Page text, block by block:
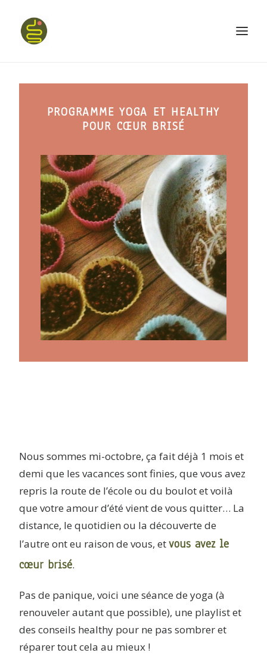
PROGRAMME HAPPY BELLY
CONFÉRENCES
podcast kinoa
ARTICLES
YOGA
faire le quiz
Recherche
Panier
PROGRAMME YOGA ET HEALTHY
POUR CŒUR BRISÉ
Nous sommes mi-octobre, ça fait déjà 1 mois et
demi que les vacances sont finies, que vous avez
repris la route de l’école ou du boulot et voilà
que votre amour d’été vient de vous quitter… La
distance, le quotidien ou la découverte de
l’autre ont eu raison de vous, etvous avez le
cœur brisé.
Pas de panique, voici une séance de yoga (à
renouveler autant que possible), une playlist et
des conseils healthy pour ne pas sombrer et
réparer tout cela au mieux !